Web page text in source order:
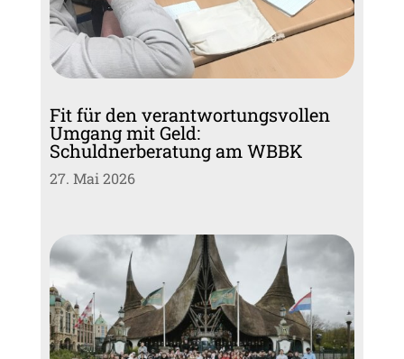
Fit für den verantwortungsvollen
Umgang mit Geld:
Schuldnerberatung am WBBK
27. Mai 2026